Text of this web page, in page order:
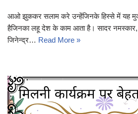
आओ झुककर सलाम करे उन्हेंजिनके हिस्से में यह
हैजिनका लहू देश के काम आता है। सादर
जिनेन्द्र… Read More »